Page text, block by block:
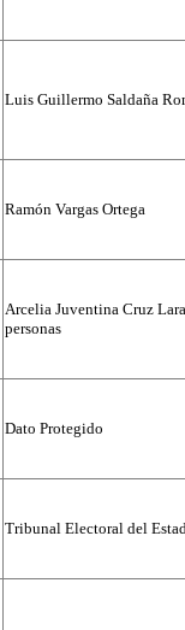
Luis Guillermo Saldaña
Ramón Vargas Ortega
Arcelia Juventina Cruz
personas
Dato Protegido
Tribunal Electoral del